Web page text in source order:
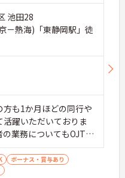
底し、職種の
ムーズに連携
し合える風通
年数7.2年とい
援制度によ
す】
ャー、施設長
れており、長
池田28
－熱海)「東静岡駅」徒
も1か月ほどの同行や
活躍いただいておりま
業務についてもOJTで
相談ができる環境が
さい。
ボーナス・賞与あり